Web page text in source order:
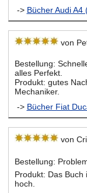
-> Bücher Audi
von
Bestellung:
alles Perfekt.
Produkt: gutes
Mechaniker.
-> Bücher Fiat
von
Bestellung:
Produkt: Das
hoch.